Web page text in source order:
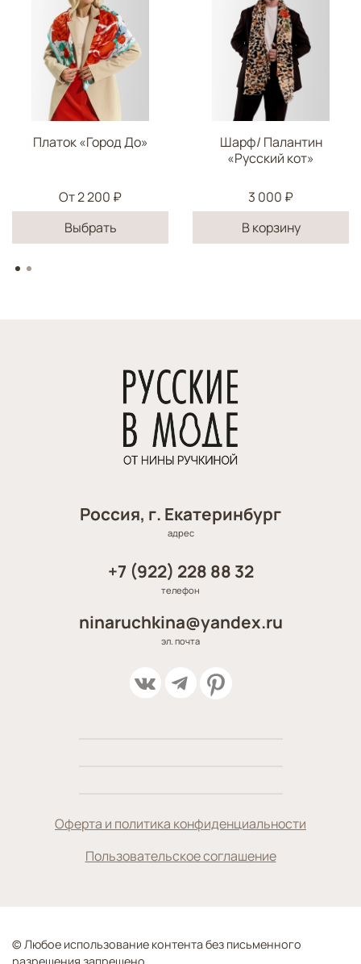
Платок «Город До»
От2 200 ₽
Выбрать
Шарф/ Палантин
«Русский кот»
3 000 ₽
В корзину
Россия, г. Екатеринбург
адрес
+7 (922) 228 88 32
телефон
ninaruchkina@yandex.ru
эл. почта
Оферта и политика конфиденциальности
Пользовательское соглашение
© Любое использование контента без письменного